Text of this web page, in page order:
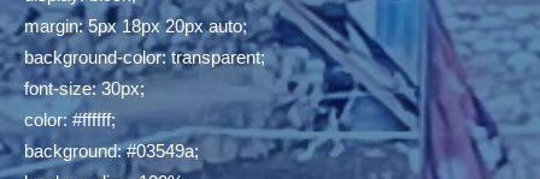
margin: 5px 18px 20px auto;
background-color: transparent;
font-size: 30px;
color: #ffffff;
background: #03549a;